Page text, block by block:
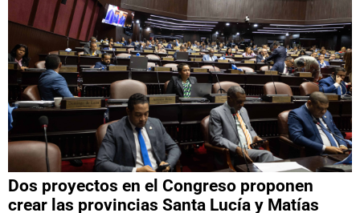
Dos proyectos en el Congreso proponen
crear las provincias Santa Lucía y Matías